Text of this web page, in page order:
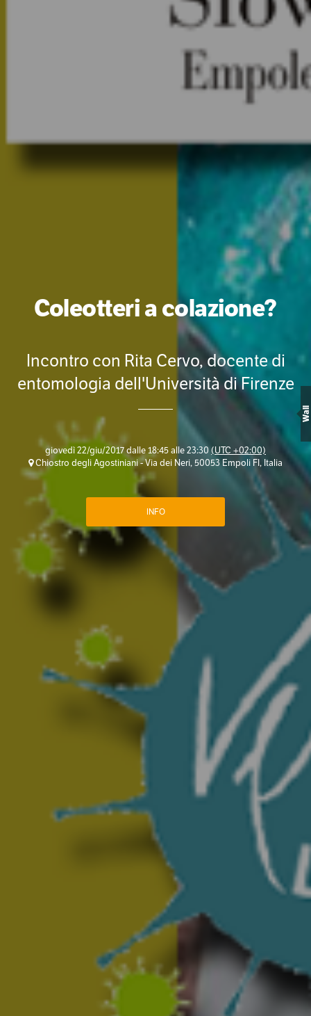
Coleotteri a colazione?
Incontro con Rita Cervo, docente di
entomologia dell'Università di Firenze
giovedì 22/giu/2017 dalle 18:45 alle 23:30 (UTC +02:00)
Chiostro degli Agostiniani - Via dei Neri, 50053 Empoli FI, Italia
INFO
Wall